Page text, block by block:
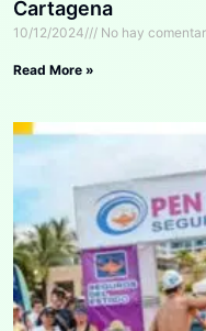
Cartagena
10/12/2024 No hay
Read More »